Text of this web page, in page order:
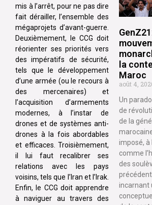
mis à l’arrêt, pour ne pas dire
fait dérailler, l’ensemble des
mégaprojets d’avant-guerre.
Deuxièmement, le CCG doit
réorienter ses priorités vers
des impératifs de sécurité,
tels que le développement
d’une armée (ou le recours à
des mercenaires) et
l’acquisition d’armements
modernes, à l’instar de
drones et de systèmes anti-
drones à la fois abordables
et efficaces. Troisièmement,
il lui faut recalibrer ses
relations avec les pays
voisins, tels que l’Iran et l’Irak.
Enfin, le CCG doit apprendre
à naviguer au travers des
la
Maroc
août 4,
Un
de
de la
imposé, à
comme
des
incarnant